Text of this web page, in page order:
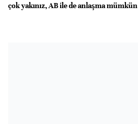
çok yakınız, AB ile de anlaşma mümkün